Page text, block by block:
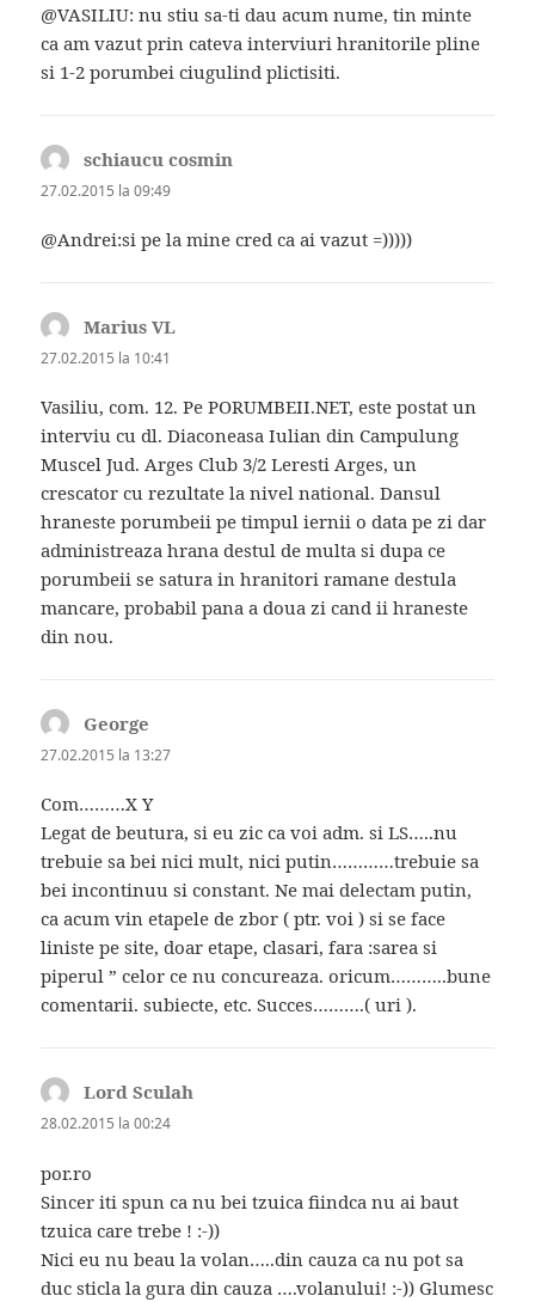
@VASILIU: nu stiu sa-ti dau acum nume, tin minte
ca am vazut prin cateva interviuri hranitorile pline
si 1-2 porumbei ciugulind plictisiti.
schiaucu cosmin
27.02.2015 la 09:49
@Andrei:si pe la mine cred ca ai vazut =)))))
Marius VL
27.02.2015 la 10:41
Vasiliu, com. 12. Pe PORUMBEII.NET, este postat un
interviu cu dl. Diaconeasa Iulian din Campulung
Muscel Jud. Arges Club 3/2 Leresti Arges, un
crescator cu rezultate la nivel national. Dansul
hraneste porumbeii pe timpul iernii o data pe zi dar
administreaza hrana destul de multa si dupa ce
porumbeii se satura in hranitori ramane destula
mancare, probabil pana a doua zi cand ii hraneste
din nou.
George
27.02.2015 la 13:27
Com………X Y
Legat de beutura, si eu zic ca voi adm. si LS…..nu
trebuie sa bei nici mult, nici putin…………trebuie sa
bei incontinuu si constant. Ne mai delectam putin,
ca acum vin etapele de zbor ( ptr. voi ) si se face
liniste pe site, doar etape, clasari, fara :sarea si
piperul ” celor ce nu concureaza. oricum………..bune
comentarii. subiecte, etc. Succes……….( uri ).
Lord Sculah
28.02.2015 la 00:24
por.ro
Sincer iti spun ca nu bei tzuica fiindca nu ai baut
tzuica care trebe ! :-))
Nici eu nu beau la volan…..din cauza ca nu pot sa
duc sticla la gura din cauza ….volanului! :-)) Glumesc